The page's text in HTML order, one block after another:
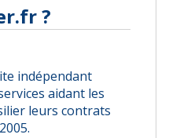
?
indépendant
aidant les
leurs contrats